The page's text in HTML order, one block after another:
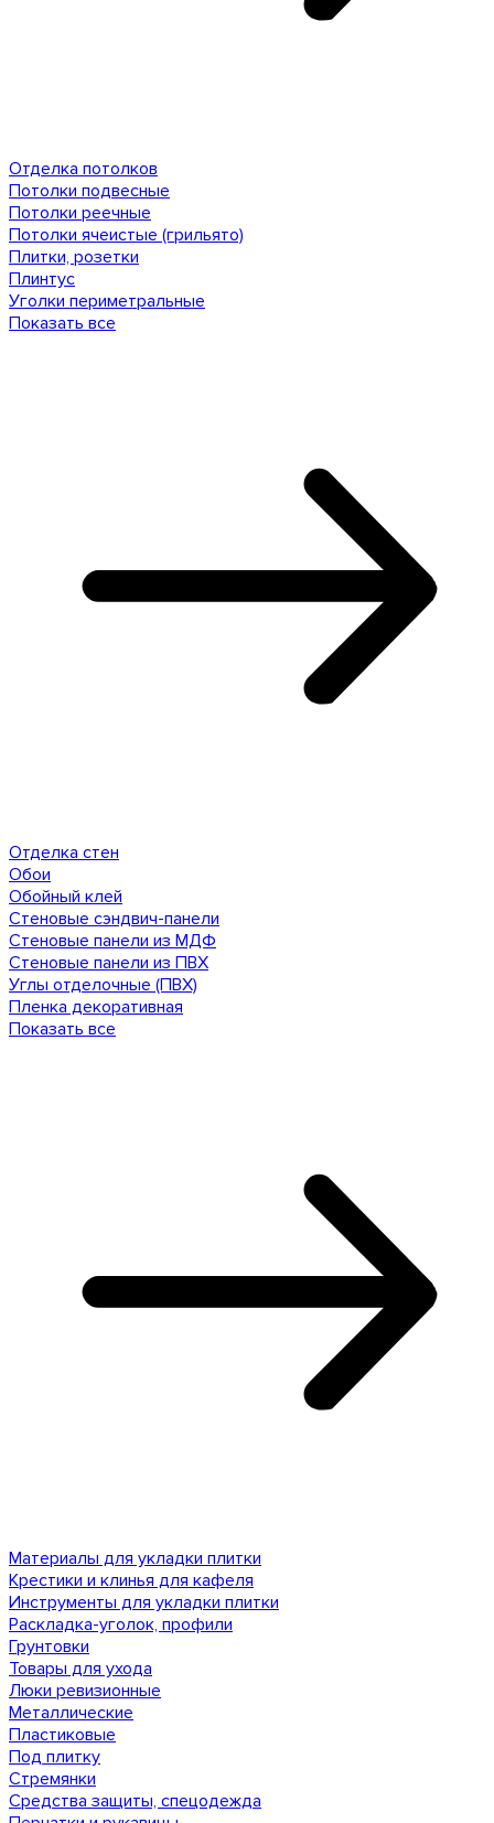
Отделка потолков
Потолки подвесные
Потолки реечные
Потолки ячеистые (грильято)
Плитки, розетки
Плинтус
Уголки периметральные
Показать все
Отделка стен
Обои
Обойный клей
Стеновые сэндвич-панели
Стеновые панели из МДФ
Стеновые панели из ПВХ
Углы отделочные (ПВХ)
Пленка декоративная
Показать все
Материалы для укладки плитки
Крестики и клинья для кафеля
Инструменты для укладки плитки
Раскладка-уголок, профили
Грунтовки
Товары для ухода
Люки ревизионные
Металлические
Пластиковые
Под плитку
Стремянки
Средства защиты, спецодежда